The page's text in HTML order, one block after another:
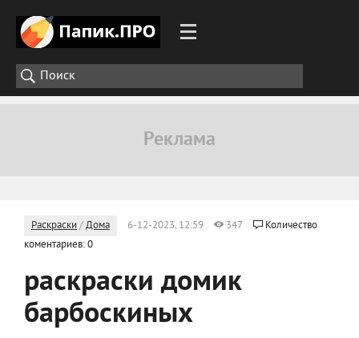
Раскраски /Дома 6-12-2023, 12:59 347
Количество
коментариев: 0
раскраски домик
барбоскиных